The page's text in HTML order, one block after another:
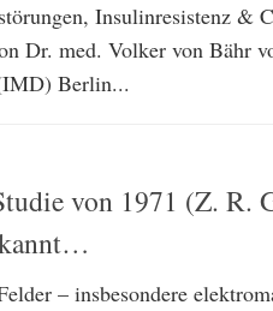
Insulinresistenz &
Dr. med. Volker von Bähr
Berlin...
von 1971 (Z. R.
– insbesondere